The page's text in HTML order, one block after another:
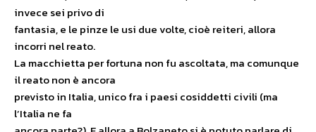
invece sei privo di
fantasia, e le pinze le usi due volte, cioè reiteri, allora
incorri nel reato.
La macchietta per fortuna non fu ascoltata, ma comunque
il reato non è ancora
previsto in Italia, unico fra i paesi cosiddetti civili (ma
l’Italia ne fa